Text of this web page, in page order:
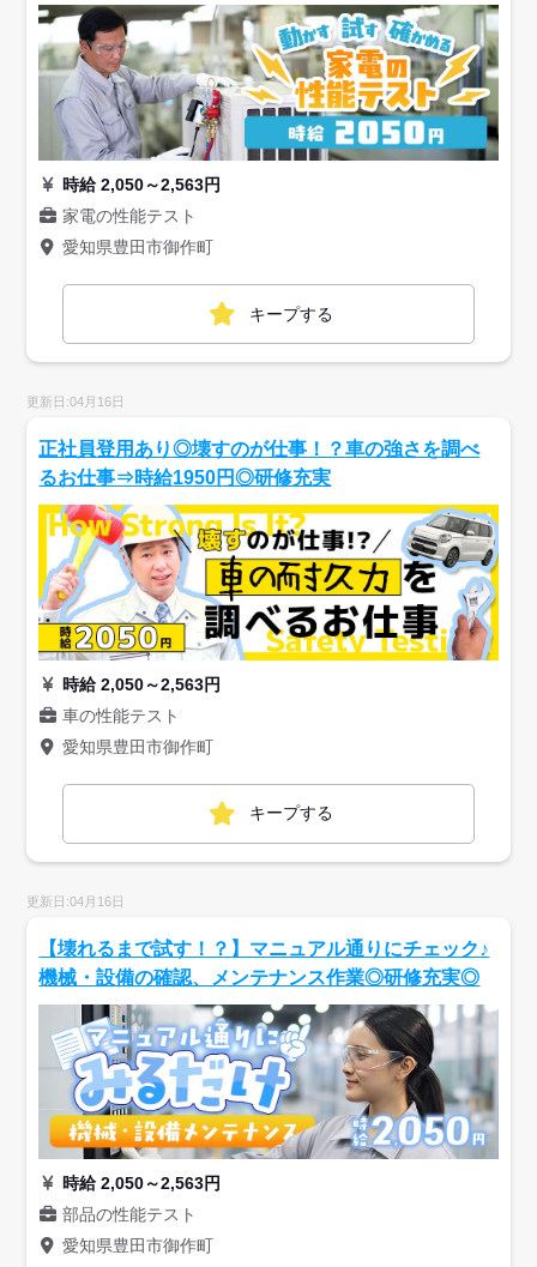
時給 2,050～2,563円
家電の性能テスト
愛知県豊田市御作町
キープする
更新日:04月16日
正社員登用あり◎壊すのが仕事！？車の強さを調べ
るお仕事⇒時給1950円◎研修充実
時給 2,050～2,563円
車の性能テスト
愛知県豊田市御作町
キープする
更新日:04月16日
【壊れるまで試す！？】マニュアル通りにチェック♪
機械・設備の確認、メンテナンス作業◎研修充実◎
時給 2,050～2,563円
部品の性能テスト
愛知県豊田市御作町